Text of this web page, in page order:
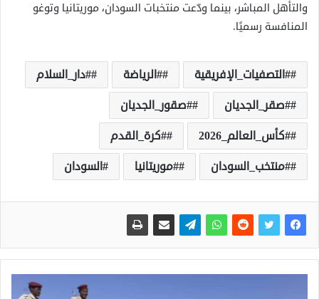
والتأهل المباشر، بينما ودّعت منتخبات السودان، موريتانيا وتوغو
المنافسة رسميًا.
#التصفيات_الإفريقية #الرياضة
#دار_السلام
#صقر_الجديان
#صقور_الجديان
#كأس_العالم_2026
#كرة_القدم
#منتخب_السودان
#موريتانيا السودان